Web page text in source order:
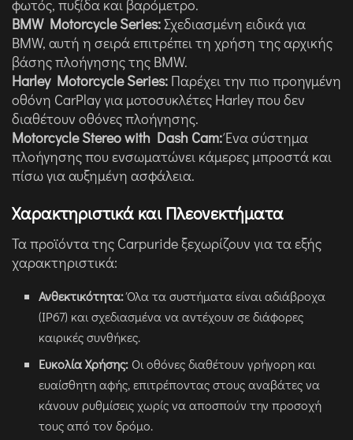
φωτός, πυξίδα και βαρόμετρο.
BMW Motorcycle Series:Σχεδιασμένη ειδικά για
BMW, αυτή η σειρά επιτρέπει τη χρήση της αρχικής
βάσης πλοήγησης της BMW.
Harley Motorcycle Series: Παρέχει την πιο προηγμένη
οθόνη CarPlay για μοτοσυκλέτες Harley που δεν
διαθέτουν οθόνες πλοήγησης.
Motorcycle Stereo with Dash Cam:Ένα σύστημα
πλοήγησης που ενσωματώνει κάμερες μπροστά και
πίσω για αυξημένη ασφάλεια.
Χαρακτηριστικά και Πλεονεκτήματα
Τα προϊόντα της Carpuride ξεχωρίζουν για τα εξής
χαρακτηριστικά:
Ανθεκτικότητα:Όλα τα συστήματα είναι αδιάβροχα
(IP67) και σχεδιασμένα να αντέχουν σε διάφορες
καιρικές συνθήκες.
Ευκολία Χρήσης: Οι οθόνες διαθέτουν γρήγορη και
ευαίσθητη αφής, επιτρέποντας στους αναβάτες να
κάνουν ρυθμίσεις χωρίς να αποσπούν την προσοχή
τους από τον δρόμο.